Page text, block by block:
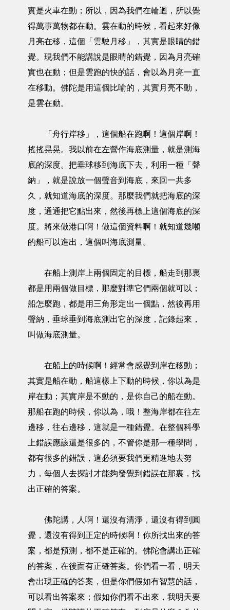
實是火車在動；所以，因為我們在輪迴，所以覺
得萬事萬物都在動。雲在動的時候，看起來好像
月亮在移，這個「雲駛月移」，其實是眼睛的錯
覺。現我們不能講說是眼睛的錯覺，因為月亮確
實也在動；但是雲跑的快的話，會以為月亮一直
在移動。佛陀是用這個比喻的，其實月亮不動，
是雲在動。
「舟行岸移」，這個船在跑啊！這個岸啊！
搖搖晃晃。我以前在左營作海底測量，就是測海
底的深度。把垂球移到海底下去，利用一種「聲
納」，就是說放一個聲音到海底，來回一共多
久，就知道海底的深度。那麼我們就把海底的深
度，通通把它點出來，然後再標上這個海底的深
度。將來做港口啊！做這個資料啊！就知道幾噸
的船可以進出，這個叫海底測量。
在船上測岸上兩個固定的目標，船走到那裏
都是用兩個做目標，那麼對準它們兩個就可以；
船怎麼跑，都是用三角形定出一個點，然後再用
聲納，垂球垂到海底測出它的深度，記錄起來，
叫做海底測量。
在船上的時候啊！經常會感覺到岸在移動；
其實是船在動，船這樣上下動的時候，你以為是
岸在動；其實岸是不動的，是你自己的船在動。
那船在跑的時候，你以為，哦！整海岸都在往左
邊移，往右邊移，這就是一種錯覺。在整個科學
上錯誤應該還是很多的，不管你是那一種學問，
都有很多的錯誤，這必須要我們更精進地去努
力，每個人去探討才能夠發覺到錯誤在那裏，找
出正確的答案。
佛陀講，人啊！還沒有清淨，還沒有得到圓
覺，還沒有得到正定的時候啊！你所找出來的答
案，都是預測，都不是正確的。佛陀會講出正確
的答案，在後面有正確答案。你們看一看，明天
會出現正確的答案，但是你們假如有智慧的話，
可以看出答案來；假如你們看不出來，我明天要